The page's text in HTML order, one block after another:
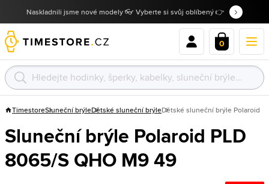
Naskladnili jsme nové modely 👓 Vyberte si svůj oblíbený 👉
0
TimestoreSluneční brýleDětské sluneční brýleDětské sluneční brýle Polaroid
Sluneční brýle Polaroid PLD
8065/S QHO M9 49